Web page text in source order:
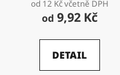
od 12 Kč včetně DPH
od 9,92 Kč
DETAIL